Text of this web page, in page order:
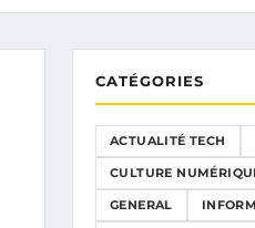
CATÉGORIES
ACTUALITÉ TECH
CULTURE
GENERAL